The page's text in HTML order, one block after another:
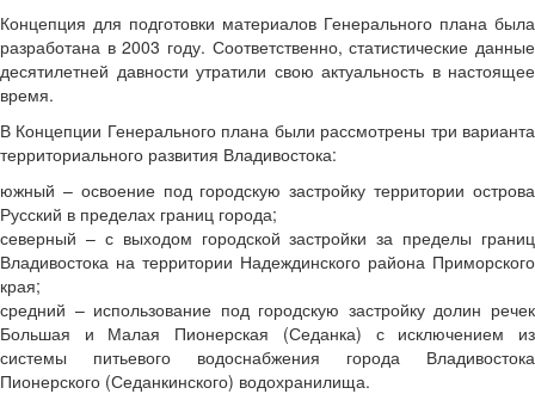
Концепция для подготовки материалов Генерального плана была
разработана в 2003 году. Соответственно, статистические данные
десятилетней давности утратили свою актуальность в настоящее
время.
В Концепции Генерального плана были рассмотрены три варианта
территориального развития Владивостока:
южный – освоение под городскую застройку территории острова
Русский в пределах границ города;
северный – с выходом городской застройки за пределы границ
Владивостока на территории Надеждинского района Приморского
края;
средний – использование под городскую застройку долин речек
Большая и Малая Пионерская (Седанка) с исключением из
системы питьевого водоснабжения города Владивостока
Пионерского (Седанкинского) водохранилища.